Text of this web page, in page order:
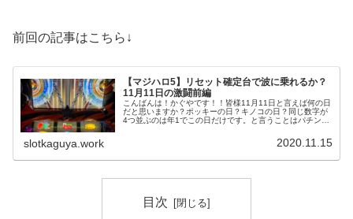
前回の記事はこちら↓
【マジハロ5】リセット確定台で波に乗れるか？
11月11日の激闘前編
こんばんは！かぐやです！！皆様11月11日と言えば何の日
だと思いますか？ポッキーの日？キノコの日？同じ数字が
4つ並ぶのは年1でこの日だけです。と言うことはパチンコ
slotkaguya.work 2020.11.15
目次